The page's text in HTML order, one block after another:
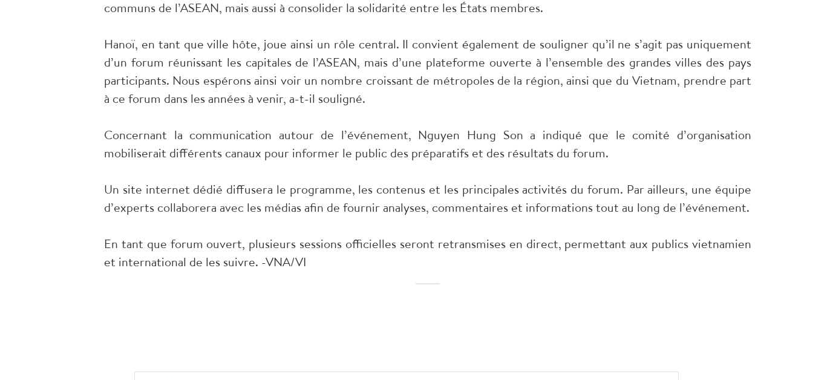
communs de l’ASEAN, mais aussi à consolider la solidarité entre les États membres.
Hanoï, en tant que ville hôte, joue ainsi un rôle central. Il convient également de souligner qu’il ne s’agit pas uniquement
d’un forum réunissant les capitales de l’ASEAN, mais d’une plateforme ouverte à l’ensemble des grandes villes des pays
participants. Nous espérons ainsi voir un nombre croissant de métropoles de la région, ainsi que du Vietnam, prendre part
à ce forum dans les années à venir, a-t-il souligné.
Concernant la communication autour de l’événement, Nguyen Hung Son a indiqué que le comité d’organisation
mobiliserait différents canaux pour informer le public des préparatifs et des résultats du forum.
Un site internet dédié diffusera le programme, les contenus et les principales activités du forum. Par ailleurs, une équipe
d’experts collaborera avec les médias afin de fournir analyses, commentaires et informations tout au long de l’événement.
En tant que forum ouvert, plusieurs sessions officielles seront retransmises en direct, permettant aux publics vietnamien
et international de les suivre. -VNA/VI